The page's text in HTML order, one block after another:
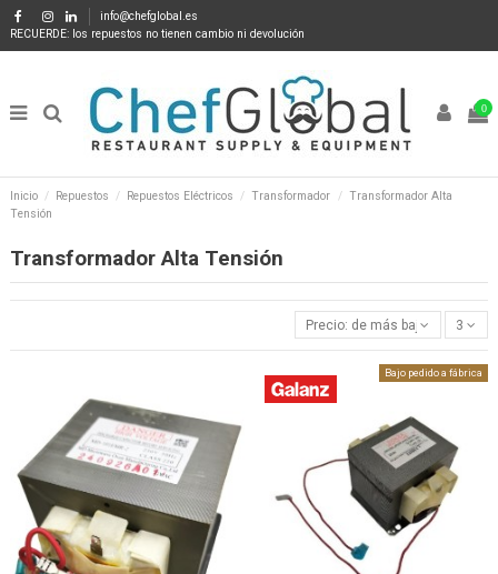
info@chefglobal.es
RECUERDE: los repuestos no tienen cambio ni devolución
0
Inicio Repuestos Repuestos Eléctricos Transformador
Transformador Alta
Tensión
Transformador Alta Tensión
Precio: de más bajo a más alto
3
Bajo pedido a fábrica